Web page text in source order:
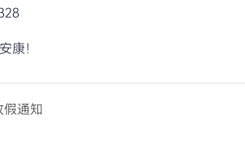
康！
假通知